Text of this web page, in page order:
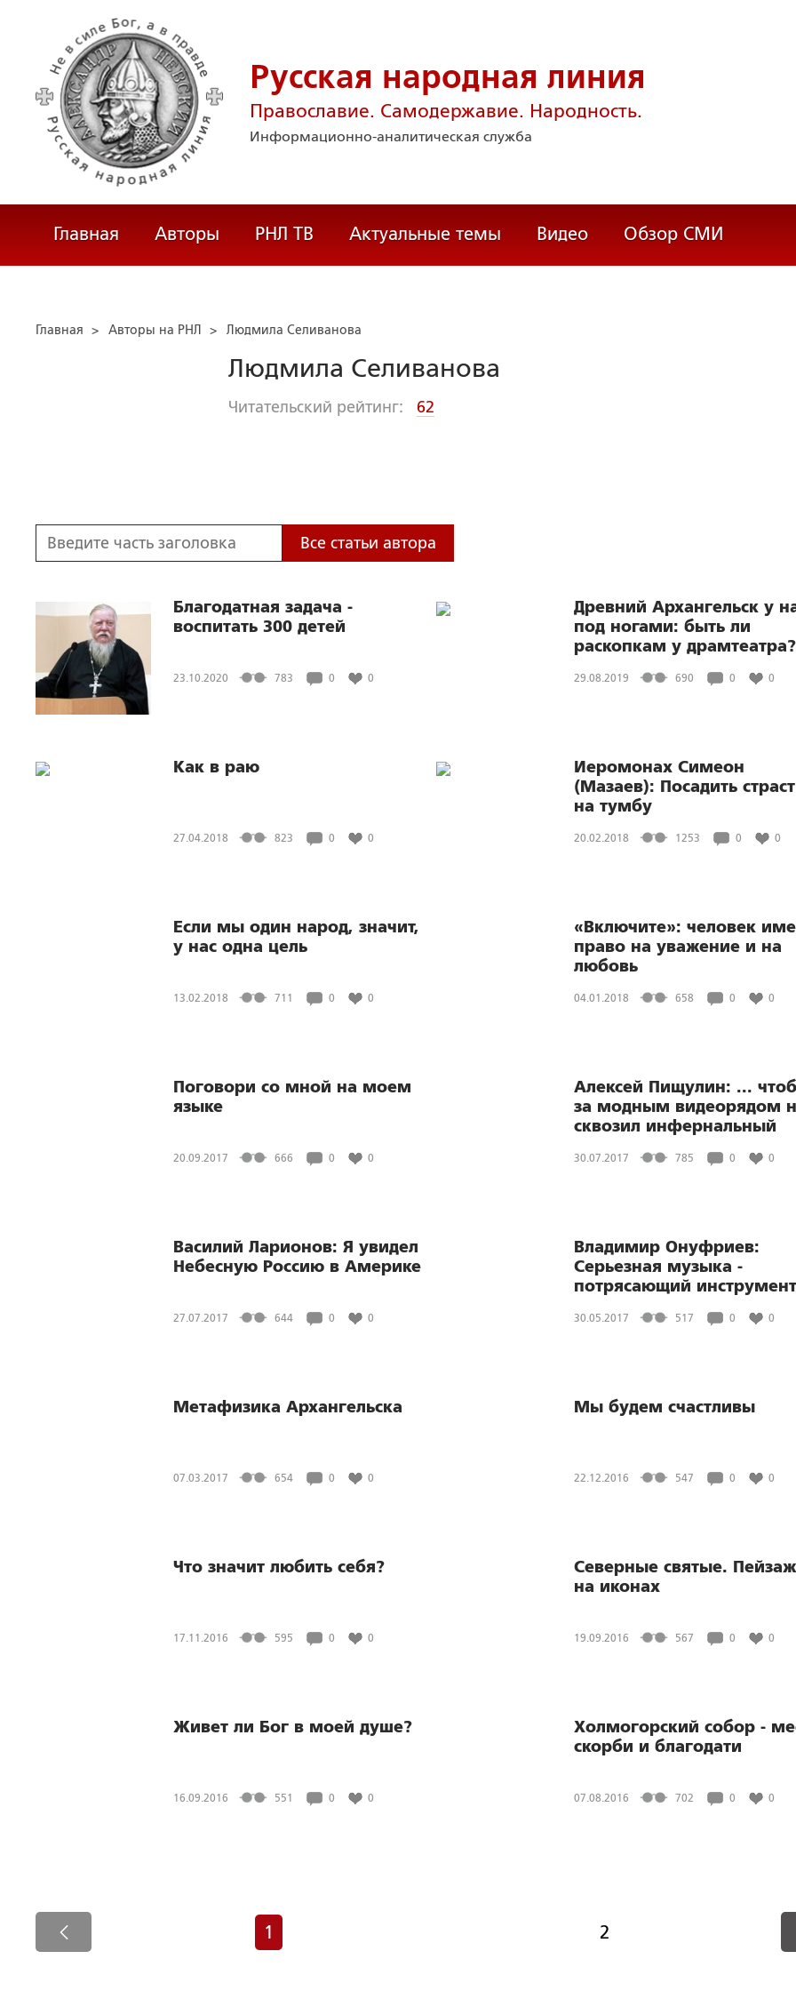
Русская народная линия
Православие. Самодержавие. Народность.
Информационно-аналитическая служба
Главная Авторы РНЛ ТВ Актуальные темы Видео Обзор СМИ
Главная > Авторы на РНЛ > Людмила Селиванова
Людмила Селиванова
Читательский рейтинг: 62
Все статьи автора
Благодатная задача -
воспитать 300 детей
23.10.2020 783 0 0
Древний Архангельск у
под ногами: быть ли
раскопкам у драмтеатра?
29.08.2019 690 0 0
Как в раю
27.04.2018 823 0 0
Иеромонах Симеон
(Мазаев): Посадить
на тумбу
20.02.2018 1253 0 0
Если мы один народ, значит,
у нас одна цель
13.02.2018 711 0 0
«Включите»: человек
право на уважение и на
любовь
04.01.2018 658 0 0
Поговори со мной на моем
языке
20.09.2017 666 0 0
Алексей Пищулин: ...
за модным видеорядом
сквозил инфернальный
30.07.2017 785 0 0
Василий Ларионов: Я увидел
Небесную Россию в Америке
27.07.2017 644 0 0
Владимир Онуфриев:
Серьезная музыка -
потрясающий инструмент
30.05.2017 517 0 0
Метафизика Архангельска
07.03.2017 654 0 0
Мы будем счастливы
22.12.2016 547 0 0
Что значит любить себя?
17.11.2016 595 0 0
Северные святые.
на иконах
19.09.2016 567 0 0
Живет ли Бог в моей душе?
16.09.2016 551 0 0
Холмогорский собор -
скорби и благодати
07.08.2016 702 0 0
1 2